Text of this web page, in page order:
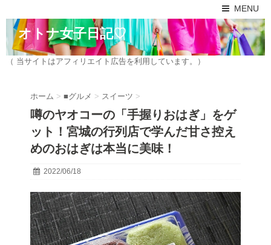
MENU
オトナ女子日記♡
（ 当サイトはアフィリエイト広告を利用しています。）
ホーム > ■グルメ > スイーツ >
噂のヤオコーの「手握りおはぎ」をゲ
ット！宮城の行列店で学んだ甘さ控え
めのおはぎは本当に美味！
2022/06/18